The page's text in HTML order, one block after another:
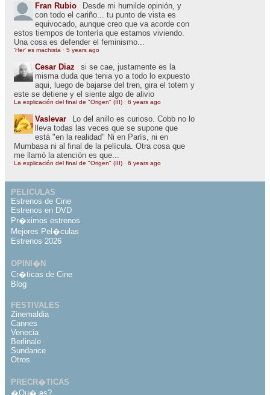
Fran Rubio
Desde mi humilde opinión, y
con todo el cariño... tu punto de vista es
equivocado, aunque creo que va acorde con
estos tiempos de tontería que estamos viviendo.
Una cosa es defender el feminismo...
'Her' es machista · 5 years ago
Cesar Diaz
si se cae, justamente es la
misma duda que tenia yo a todo lo expuesto
aqui, luego de bajarse del tren, gira el totem y
este se detiene y el siente algo de alivio
La explicación del final de "Origen" (III) · 6 years ago
Vaslevar
Lo del anillo es curioso. Cobb no lo
lleva todas las veces que se supone que
está "en la realidad" Ni en París, ni en
Mumbasa ni al final de la película. Otra cosa que
me llamó la atención es que...
La explicación del final de "Origen" (III) · 6 years ago
PELICULAS
Estrenos de Cine
Estrenos en DVD
Pr�ximos estrenos
Mejores Pel�culas
Estrenos 2026
OPINI�N
Cr�ticas de Cine
Blog
FESTIVALES
Zinemaldia
Cannes
Venecia
Berlinale
Sundance
Otros
PRECR�TICAS
�Qu� es?